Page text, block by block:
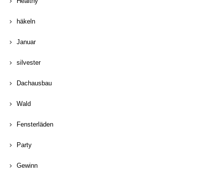
häkeln
Januar
silvester
Dachausbau
Wald
Fensterläden
Party
Gewinn